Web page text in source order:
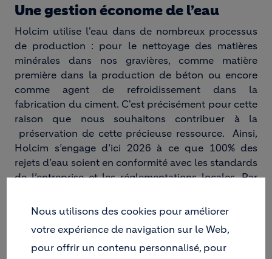
Une gestion économe de l’eau
Holcim utilise l'eau dans de nombreux processus
de production : pour le nettoyage des matières
minérales dans nos gravières, comme matière
première dans la production de béton ou encore
comme agent de refroidissement dans la
fabrication du ciment. C'est précisément pour cette
raison que nous souhaitons contribuer à la
préservation de cette précieuse ressource. Ainsi,
Holcim s’engage d’ici 2026 à ce que 100% des
rejets d’eau soient en conformité avec les standards
de l’entreprise et les réglementations locales. Par
réduction des prélèvements d’eau par branche
aux prélèvements de 2018) :
Nous utilisons des cookies pour améliorer
votre expérience de navigation sur le Web,
pour offrir un contenu personnalisé, pour